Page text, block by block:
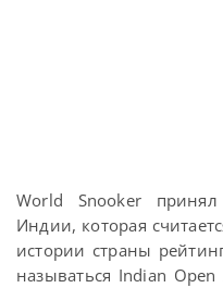
World Snooker
Индии, которая
истории страны
называться Indian